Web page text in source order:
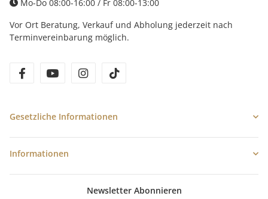
Mo-Do 08:00-16:00 / Fr 08:00-13:00
Vor Ort Beratung, Verkauf und Abholung jederzeit nach
Terminvereinbarung möglich.
facebookyoutube instagram
Gesetzliche Informationen
Informationen
Newsletter Abonnieren